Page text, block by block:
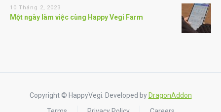
10 Tháng 2, 2023
Một ngày làm việc cùng Happy Vegi Farm
Copyright © HappyVegi. Developed by DragonAddon